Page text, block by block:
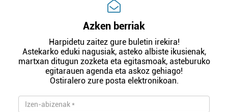
Azken berriak
Harpidetu zaitez gure buletin irekira!
Astekarko eduki nagusiak, asteko albiste ikusienak,
martxan ditugun zozketa eta egitasmoak, asteburuko
egitarauen agenda eta askoz gehiago!
Ostiralero zure posta elektronikoan.